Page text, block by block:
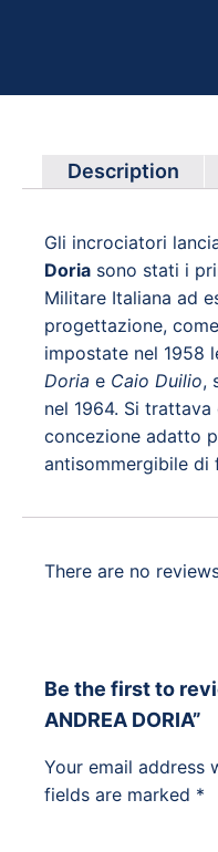
Description
Gli incrociatori
Doria sono stati i
Militare Italiana ad
progettazione,
impostate nel 1958
Doria e Caio Duilio,
nel 1964. Si
concezione adatto
antisommergibile di
There are no
Be the first to
ANDREA DORIA”
Your email address
fields are marked *